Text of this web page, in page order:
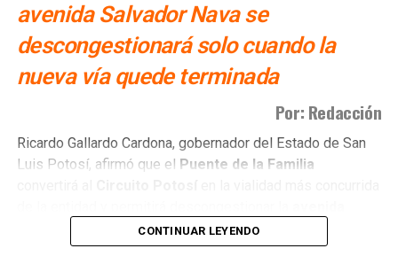
avenida Salvador Nava se
descongestionará solo cuando la
nueva vía quede terminada
Por: Redacción
Ricardo Gallardo Cardona, gobernador del Estado de San
Luis Potosí, afirmó que el Puente de la Familia
CONTINUAR LEYENDO